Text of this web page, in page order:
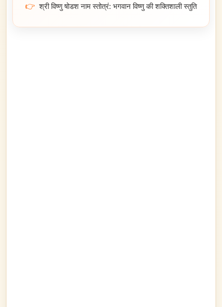
👉 श्री विष्णु षोडश नाम स्तोत्रं: भगवान विष्णु की शक्तिशाली स्तुति